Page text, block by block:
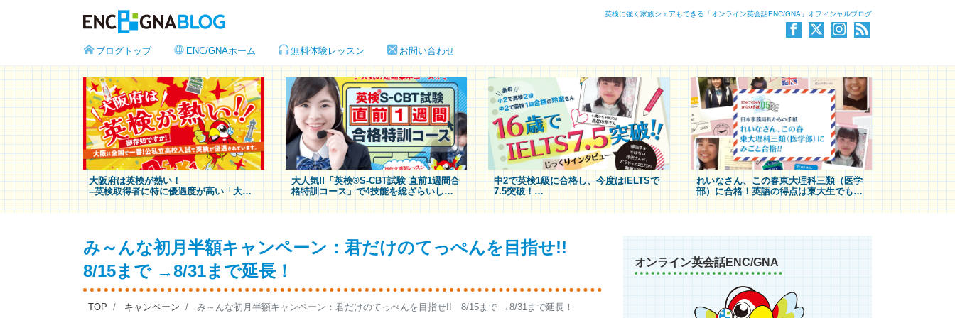
英検に強く家族シェアもできる「オンライン英会話ENC/GNA」オフィシャルブログ
ブログトップ ENC/GNAホーム 無料体験レッスン お問い合わせ
大阪府は英検が熱い！
--英検取得者に特に優遇度が高い「大阪
府の高校受験制度」をご紹介！
大人気!!「英検®S-CBT試験 直前1週間合
格特訓コース」で4技能を総ざらいし
て、合格の扉を開け！
中2で英検1級に合格し、今度はIELTSで
7.5突破！
玲奈さん（16歳）にじっくりインタビュー
れいなさん、この春東大理科三類（医学
部）に合格！英語の得点は東大生でも最
高レベル！
み～んな初月半額キャンペーン：君だけのてっぺんを目指せ!!
8/15まで →8/31まで延長！
TOP キャンペーン み～んな初月半額キャンペーン：君だけのてっぺんを目指せ!! 8/15まで →8/31まで延長！
オンライン英会話ENC/GNA